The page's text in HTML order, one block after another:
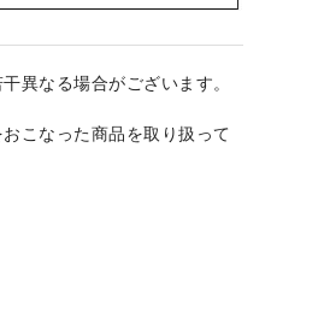
異なる場合がございます。
こなった商品を取り扱って